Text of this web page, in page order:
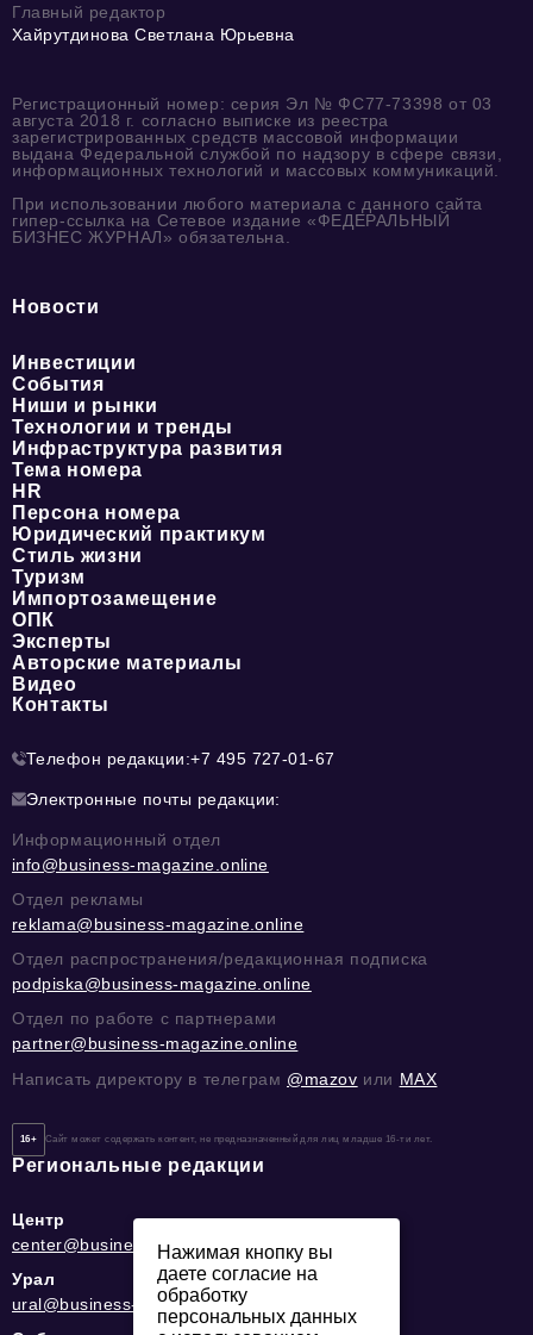
Главный редактор
Хайрутдинова Светлана Юрьевна
Регистрационный номер: серия Эл № ФС77-73398 от 03
августа 2018 г. согласно выписке из реестра
зарегистрированных средств массовой информации
выдана Федеральной службой по надзору в сфере связи,
информационных технологий и массовых коммуникаций.
При использовании любого материала с данного сайта
гипер-ссылка на Сетевое издание «ФЕДЕРАЛЬНЫЙ
БИЗНЕС ЖУРНАЛ» обязательна.
Новости
Инвестиции
События
Ниши и рынки
Технологии и тренды
Инфраструктура развития
Тема номера
HR
Персона номера
Юридический практикум
Стиль жизни
Туризм
Импортозамещение
ОПК
Эксперты
Авторские материалы
Видео
Контакты
Телефон редакции:+7 495 727-01-67
Электронные почты редакции:
Информационный отдел
info@business-magazine.online
Отдел рекламы
reklama@business-magazine.online
Отдел распространения/редакционная подписка
podpiska@business-magazine.online
Отдел по работе с партнерами
partner@business-magazine.online
Написать директору в телеграм @mazov или MAX
16+ Сайт может содержать контент, не предназначенный для лиц младше 16-ти лет.
Региональные редакции
Центр
center@business-magazine.online
Урал
ural@business-magazine.online
Нажимая кнопку вы
даете согласие на
обработку
персональных данных